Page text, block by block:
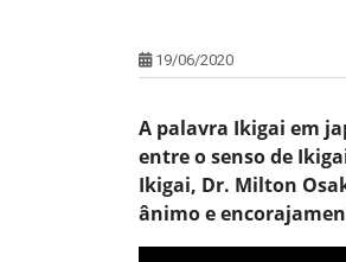
19/06/2020
A palavra Ikigai em
entre o senso de
Ikigai, Dr. Milton
ânimo e